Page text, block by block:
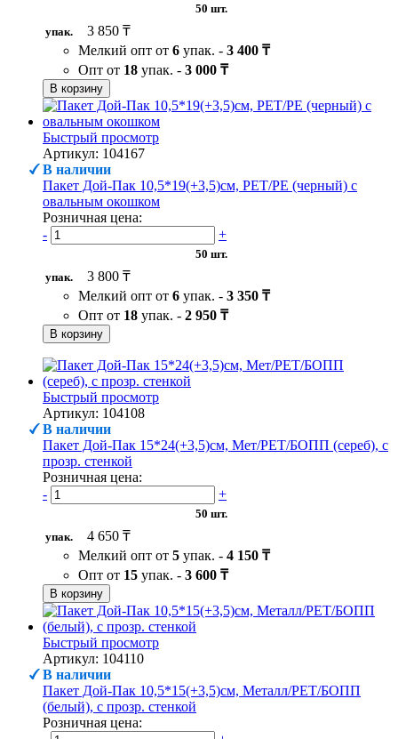
50 шт.
упак.
3 850 ₸
Мелкий опт от 6 упак. - 3 400 ₸
Опт от 18 упак. - 3 000 ₸
В корзину
Быстрый просмотр
Артикул: 104167
В наличии
Пакет Дой-Пак 10,5*19(+3,5)см, PET/PE (черный) с
овальным окошком
Розничная цена:
-
+
50 шт.
упак.
3 800 ₸
Мелкий опт от 6 упак. - 3 350 ₸
Опт от 18 упак. - 2 950 ₸
В корзину
Быстрый просмотр
Артикул: 104108
В наличии
Пакет Дой-Пак 15*24(+3,5)см, Мет/PET/БОПП (сереб), с
прозр. стенкой
Розничная цена:
-
+
50 шт.
упак.
4 650 ₸
Мелкий опт от 5 упак. - 4 150 ₸
Опт от 15 упак. - 3 600 ₸
В корзину
Быстрый просмотр
Артикул: 104110
В наличии
Пакет Дой-Пак 10,5*15(+3,5)см, Металл/PET/БОПП
(белый), с прозр. стенкой
Розничная цена: